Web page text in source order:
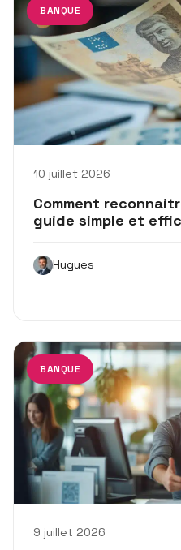
BANQUE
10 juillet 2026
Comment
guide simple et
Hugues
BANQUE
9 juillet 2026